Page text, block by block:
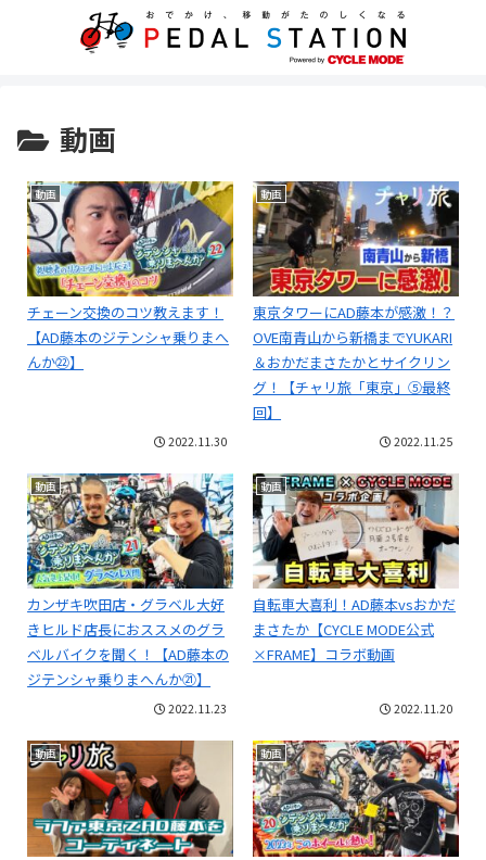
動画
動画
チェーン交換のコツ教えます！
【AD藤本のジテンシャ乗りまへ
んか㉒】
2022.11.30
動画
東京タワーにAD藤本が感激！？
OVE南青山から新橋までYUKARI
＆おかだまさたかとサイクリン
グ！【チャリ旅「東京」⑤最終
回】
2022.11.25
動画
カンザキ吹田店・グラベル大好
きヒルド店長におススメのグラ
ベルバイクを聞く！【AD藤本の
ジテンシャ乗りまへんか㉑】
2022.11.23
動画
自転車大喜利！AD藤本vsおかだ
まさたか【CYCLE MODE公式
×FRAME】コラボ動画
2022.11.20
動画 動画